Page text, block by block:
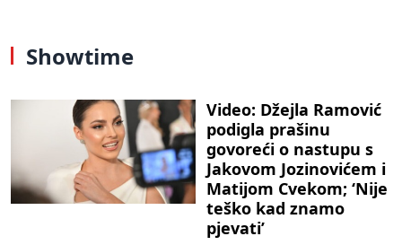
Showtime
Video: Džejla Ramović
podigla prašinu
govoreći o nastupu s
Jakovom Jozinovićem i
Matijom Cvekom; ‘Nije
teško kad znamo
pjevati’